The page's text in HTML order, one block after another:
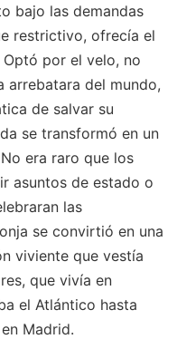
bajo las demandas
restrictivo, ofrecía el
por el velo, no
arrebatara del mundo,
de salvar su
se transformó en un
era raro que los
asuntos de estado o
las
se convirtió en una
viviente que vestía
que vivía en
el Atlántico hasta
Madrid.